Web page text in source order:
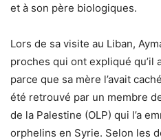
et à son père biologiques.
Lors de sa visite au Liban,
proches qui ont expliqué qu’il
parce que sa mère l’avait
été retrouvé par un membre
de la Palestine (OLP) qui l’a
orphelins en Syrie. Selon les